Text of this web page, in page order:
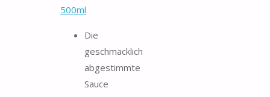
500ml
Die
geschmacklich
abgestimmte
Sauce